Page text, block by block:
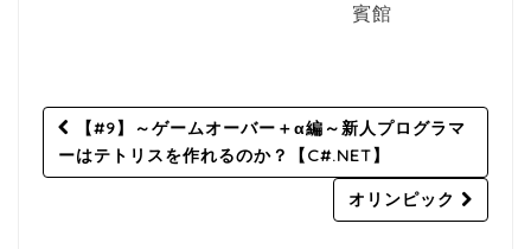
賓館
Post
navigation
【#9】～ゲームオーバー＋α編～新人プログラマ
ーはテトリスを作れるのか？【C#.NET】
オリンピック